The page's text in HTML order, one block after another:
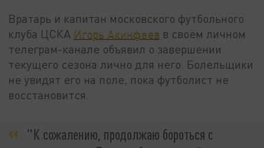
Вратарь и капитан московского футбольного
клуба ЦСКА Игорь Акинфеев в своём личном
телеграм-канале объявил о завершении
текущего сезона лично для него. Болельщики
не увидят его на поле, пока футболист не
восстановится.
"К сожалению, продолжаю бороться с